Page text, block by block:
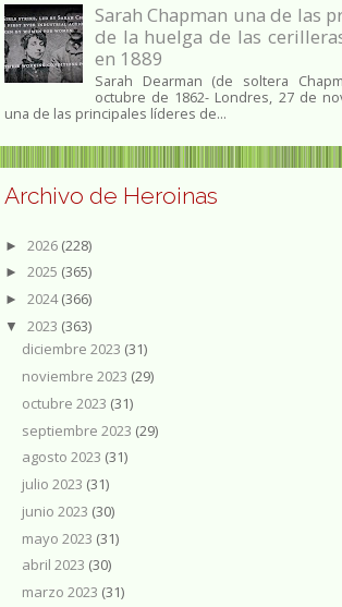
Sarah Chapman una de las
de la huelga de las
en 1889
Sarah Dearman (de soltera
octubre de 1862​- Londres, 27 de
una de las principales líderes de...
Archivo de Heroinas
► 2026 (228)
► 2025 (365)
► 2024(366)
▼ 2023 (363)
diciembre 2023 (31)
noviembre 2023 (29)
octubre 2023 (31)
septiembre 2023 (29)
agosto 2023 (31)
julio 2023 (31)
junio 2023 (30)
mayo 2023 (31)
abril 2023 (30)
marzo 2023 (31)